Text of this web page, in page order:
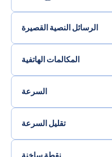
الرسائل النصية القصيرة
المكالمات الهاتفية
السرعة
تقليل السرعة